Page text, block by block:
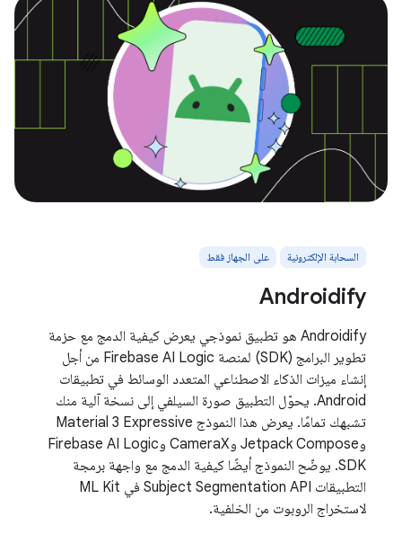
السحابة الإلكترونية على الجهاز فقط
Androidify
‫Androidify هو تطبيق نموذجي يعرض كيفية الدمج مع حزمة
تطوير البرامج (SDK) لمنصة Firebase AI Logic من أجل
إنشاء ميزات الذكاء الاصطناعي المتعدد الوسائط في تطبيقات
Android. يحوّل التطبيق صورة السيلفي إلى نسخة آلية منك
تشبهك تمامًا. يعرض هذا النموذج Material 3 Expressive
وJetpack Compose وCameraX وFirebase AI Logic
SDK. يوضّح النموذج أيضًا كيفية الدمج مع واجهة برمجة
التطبيقات Subject Segmentation API في ML Kit
لاستخراج الروبوت من الخلفية.